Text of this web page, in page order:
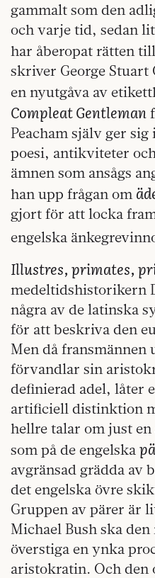
gammalt som den
och varje tid, sedan
har åberopat rätten
skriver George
en nyutgåva av
Compleat Gentleman
Peacham själv ger
poesi, antikviteter
ämnen som ansågs
han upp frågan om
gjort för att locka
engelska
Illustres, primates,
medeltidshistorikern
några av de latinska
för att beskriva den
Men då fransmännen
förvandlar sin
definierad adel, låter
artificiell distinktion
hellre talar om just
som på de engelska
avgränsad grädda av
det engelska övre
Gruppen av pärer är
Michael Bush ska
överstiga en ynka
aristokratin. Och den